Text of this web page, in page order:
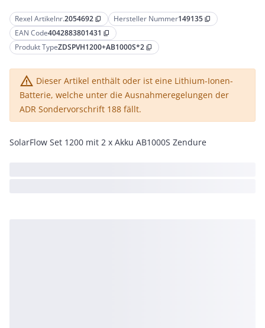
Rexel Artikelnr.2054692 content_copy Hersteller Nummer149135 content_copy
EAN Code4042883801431 content_copy
Produkt TypeZDSPVH1200+AB1000S*2 content_copy
warning_amber Dieser Artikel enthält oder ist eine Lithium-Ionen-
Batterie, welche unter die Ausnahmeregelungen der
ADR Sondervorschrift 188 fällt.
SolarFlow Set 1200 mit 2 x Akku AB1000S Zendure